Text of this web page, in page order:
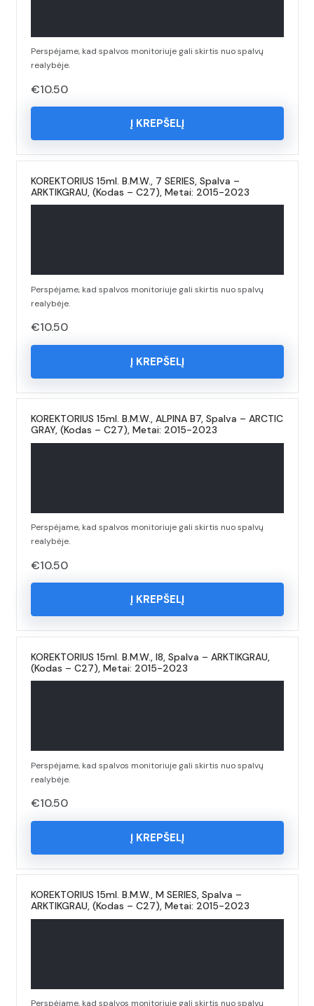
Perspėjame, kad spalvos monitoriuje gali skirtis nuo spalvų
realybėje.
€10.50
Į KREPŠELĮ
KOREKTORIUS 15ml. B.M.W., 7 SERIES, Spalva –
ARKTIKGRAU, (Kodas – C27), Metai: 2015-2023
Perspėjame, kad spalvos monitoriuje gali skirtis nuo spalvų
realybėje.
€10.50
Į KREPŠELĮ
KOREKTORIUS 15ml. B.M.W., ALPINA B7, Spalva – ARCTIC
GRAY, (Kodas – C27), Metai: 2015-2023
Perspėjame, kad spalvos monitoriuje gali skirtis nuo spalvų
realybėje.
€10.50
Į KREPŠELĮ
KOREKTORIUS 15ml. B.M.W., I8, Spalva – ARKTIKGRAU,
(Kodas – C27), Metai: 2015-2023
Perspėjame, kad spalvos monitoriuje gali skirtis nuo spalvų
realybėje.
€10.50
Į KREPŠELĮ
KOREKTORIUS 15ml. B.M.W., M SERIES, Spalva –
ARKTIKGRAU, (Kodas – C27), Metai: 2015-2023
Perspėjame, kad spalvos monitoriuje gali skirtis nuo spalvų